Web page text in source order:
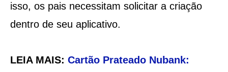
isso, os pais necessitam solicitar a criação
dentro de seu aplicativo.
LEIA MAIS: Cartão Prateado Nubank: